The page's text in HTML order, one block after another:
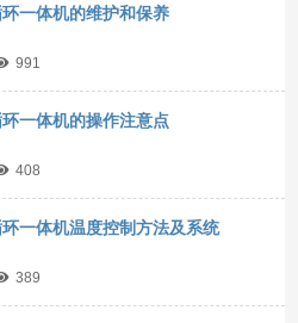
一体机的维护和保养
991
一体机的操作注意点
408
一体机温度控制方法及系统
389